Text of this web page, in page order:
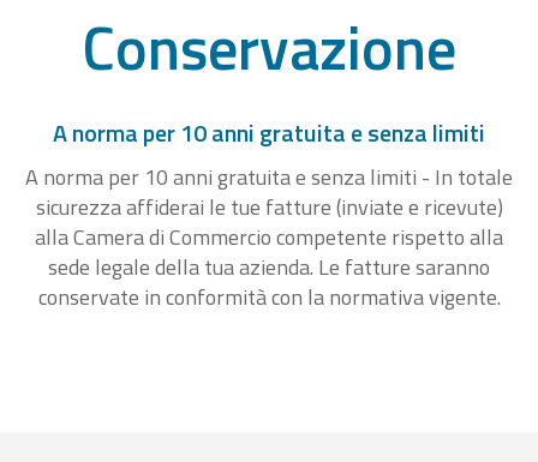
Conservazione
A norma per 10 anni gratuita e senza limiti
A norma per 10 anni gratuita e senza limiti - In totale
sicurezza affiderai le tue fatture (inviate e ricevute)
alla Camera di Commercio competente rispetto alla
sede legale della tua azienda. Le fatture saranno
conservate in conformità con la normativa vigente.